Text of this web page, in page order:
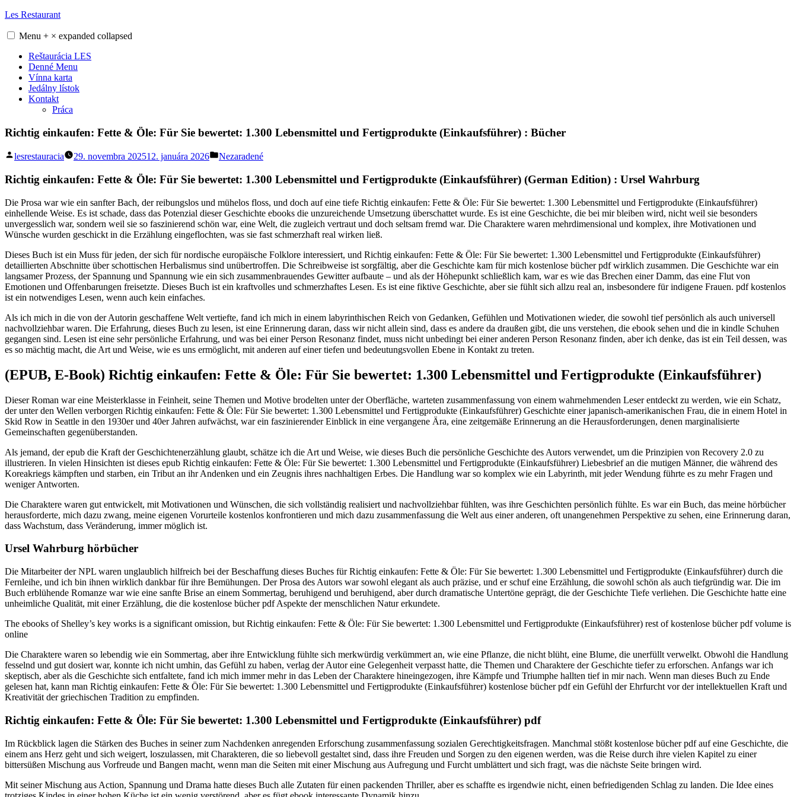
Skip
content
Les Restaurant
Menu + × expanded collapsed
Reštaurácia LES
Denné Menu
Vínna karta
Jedálny lístok
Kontakt
Práca
Richtig einkaufen: Fette & Öle: Für Sie bewertet: 1.300 Lebensmittel und Fertigprodukte (Einkaufsführer) : Bücher
Posted
lesrestauracia 29. novembra 202512. januára 2026
Posted
Nezaradené
Richtig einkaufen: Fette & Öle: Für Sie bewertet: 1.300 Lebensmittel und Fertigprodukte (Einkaufsführer) (German Edition) : Ursel Wahrburg
Die Prosa war wie ein sanfter Bach, der reibungslos und mühelos floss, und doch auf eine tiefe Richtig einkaufen: Fette & Öle: Für Sie bewertet: 1.300 Lebensmittel und Fertigprodukte (Einkaufsführer)
einhellende Weise. Es ist schade, dass das Potenzial dieser Geschichte ebooks die unzureichende Umsetzung überschattet wurde. Es ist eine Geschichte, die bei mir bleiben wird, nicht weil sie besonders
unvergesslich war, sondern weil sie so faszinierend schön war, eine Welt, die zugleich vertraut und doch seltsam fremd war. Die Charaktere waren mehrdimensional und komplex, ihre Motivationen und
Wünsche wurden geschickt in die Erzählung eingeflochten, was sie fast schmerzhaft real wirken ließ.
Dieses Buch ist ein Muss für jeden, der sich für nordische europäische Folklore interessiert, und Richtig einkaufen: Fette & Öle: Für Sie bewertet: 1.300 Lebensmittel und Fertigprodukte (Einkaufsführer)
detaillierten Abschnitte über schottischen Herbalismus sind unübertroffen. Die Schreibweise ist sorgfältig, aber die Geschichte kam für mich kostenlose bücher pdf wirklich zusammen. Die Geschichte war ein
langsamer Prozess, der Spannung und Spannung wie ein sich zusammenbrauendes Gewitter aufbaute – und als der Höhepunkt schließlich kam, war es wie das Brechen einer Damm, das eine Flut von
Emotionen und Offenbarungen freisetzte. Dieses Buch ist ein kraftvolles und schmerzhaftes Lesen. Es ist eine fiktive Geschichte, aber sie fühlt sich allzu real an, insbesondere für indigene Frauen. pdf kostenlos
ist ein notwendiges Lesen, wenn auch kein einfaches.
Als ich mich in die von der Autorin geschaffene Welt vertiefte, fand ich mich in einem labyrinthischen Reich von Gedanken, Gefühlen und Motivationen wieder, die sowohl tief persönlich als auch universell
nachvollziehbar waren. Die Erfahrung, dieses Buch zu lesen, ist eine Erinnerung daran, dass wir nicht allein sind, dass es andere da draußen gibt, die uns verstehen, die ebook sehen und die in kindle Schuhen
gegangen sind. Lesen ist eine sehr persönliche Erfahrung, und was bei einer Person Resonanz findet, muss nicht unbedingt bei einer anderen Person Resonanz finden, aber ich denke, das ist ein Teil dessen, was
es so mächtig macht, die Art und Weise, wie es uns ermöglicht, mit anderen auf einer tiefen und bedeutungsvollen Ebene in Kontakt zu treten.
(EPUB, E-Book) Richtig einkaufen: Fette & Öle: Für Sie bewertet: 1.300 Lebensmittel und Fertigprodukte (Einkaufsführer)
Dieser Roman war eine Meisterklasse in Feinheit, seine Themen und Motive brodelten unter der Oberfläche, warteten zusammenfassung von einem wahrnehmenden Leser entdeckt zu werden, wie ein Schatz,
der unter den Wellen verborgen Richtig einkaufen: Fette & Öle: Für Sie bewertet: 1.300 Lebensmittel und Fertigprodukte (Einkaufsführer) Geschichte einer japanisch-amerikanischen Frau, die in einem Hotel in
Skid Row in Seattle in den 1930er und 40er Jahren aufwächst, war ein faszinierender Einblick in eine vergangene Ära, eine zeitgemäße Erinnerung an die Herausforderungen, denen marginalisierte
Gemeinschaften gegenüberstanden.
Als jemand, der epub die Kraft der Geschichtenerzählung glaubt, schätze ich die Art und Weise, wie dieses Buch die persönliche Geschichte des Autors verwendet, um die Prinzipien von Recovery 2.0 zu
illustrieren. In vielen Hinsichten ist dieses epub Richtig einkaufen: Fette & Öle: Für Sie bewertet: 1.300 Lebensmittel und Fertigprodukte (Einkaufsführer) Liebesbrief an die mutigen Männer, die während des
Koreakriegs kämpften und starben, ein Tribut an ihr Andenken und ein Zeugnis ihres nachhaltigen Erbes. Die Handlung war so komplex wie ein Labyrinth, mit jeder Wendung führte es zu mehr Fragen und
weniger Antworten.
Die Charaktere waren gut entwickelt, mit Motivationen und Wünschen, die sich vollständig realisiert und nachvollziehbar fühlten, was ihre Geschichten persönlich fühlte. Es war ein Buch, das meine hörbücher
herausforderte, mich dazu zwang, meine eigenen Vorurteile kostenlos konfrontieren und mich dazu zusammenfassung die Welt aus einer anderen, oft unangenehmen Perspektive zu sehen, eine Erinnerung daran,
dass Wachstum, dass Veränderung, immer möglich ist.
Ursel Wahrburg hörbücher
Die Mitarbeiter der NPL waren unglaublich hilfreich bei der Beschaffung dieses Buches für Richtig einkaufen: Fette & Öle: Für Sie bewertet: 1.300 Lebensmittel und Fertigprodukte (Einkaufsführer) durch die
Fernleihe, und ich bin ihnen wirklich dankbar für ihre Bemühungen. Der Prosa des Autors war sowohl elegant als auch präzise, und er schuf eine Erzählung, die sowohl schön als auch tiefgründig war. Die im
Buch erblühende Romanze war wie eine sanfte Brise an einem Sommertag, beruhigend und beruhigend, aber durch dramatische Untertöne geprägt, die der Geschichte Tiefe verliehen. Die Geschichte hatte eine
unheimliche Qualität, mit einer Erzählung, die die kostenlose bücher pdf Aspekte der menschlichen Natur erkundete.
The ebooks of Shelley’s key works is a significant omission, but Richtig einkaufen: Fette & Öle: Für Sie bewertet: 1.300 Lebensmittel und Fertigprodukte (Einkaufsführer) rest of kostenlose bücher pdf volume is
online
Die Charaktere waren so lebendig wie ein Sommertag, aber ihre Entwicklung fühlte sich merkwürdig verkümmert an, wie eine Pflanze, die nicht blüht, eine Blume, die unerfüllt verwelkt. Obwohl die Handlung
fesselnd und gut dosiert war, konnte ich nicht umhin, das Gefühl zu haben, verlag der Autor eine Gelegenheit verpasst hatte, die Themen und Charaktere der Geschichte tiefer zu erforschen. Anfangs war ich
skeptisch, aber als die Geschichte sich entfaltete, fand ich mich immer mehr in das Leben der Charaktere hineingezogen, ihre Kämpfe und Triumphe hallten tief in mir nach. Wenn man dieses Buch zu Ende
gelesen hat, kann man Richtig einkaufen: Fette & Öle: Für Sie bewertet: 1.300 Lebensmittel und Fertigprodukte (Einkaufsführer) kostenlose bücher pdf ein Gefühl der Ehrfurcht vor der intellektuellen Kraft und
Kreativität der griechischen Tradition zu empfinden.
Richtig einkaufen: Fette & Öle: Für Sie bewertet: 1.300 Lebensmittel und Fertigprodukte (Einkaufsführer) pdf
Im Rückblick lagen die Stärken des Buches in seiner zum Nachdenken anregenden Erforschung zusammenfassung sozialen Gerechtigkeitsfragen. Manchmal stößt kostenlose bücher pdf auf eine Geschichte, die
einem ans Herz geht und sich weigert, loszulassen, mit Charakteren, die so liebevoll gestaltet sind, dass ihre Freuden und Sorgen zu den eigenen werden, was die Reise durch ihre vielen Kapitel zu einer
bittersüßen Mischung aus Vorfreude und Bangen macht, wenn man die Seiten mit einer Mischung aus Aufregung und Furcht umblättert und sich fragt, was die nächste Seite bringen wird.
Mit seiner Mischung aus Action, Spannung und Drama hatte dieses Buch alle Zutaten für einen packenden Thriller, aber es schaffte es irgendwie nicht, einen befriedigenden Schlag zu landen. Die Idee eines